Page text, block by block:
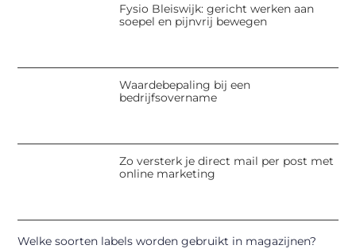
Fysio Bleiswijk: gericht werken aan
soepel en pijnvrij bewegen
Waardebepaling bij een
bedrijfsovername
Zo versterk je direct mail per post met
online marketing
Welke soorten labels worden gebruikt in magazijnen?